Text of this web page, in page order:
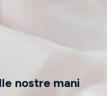
nostre mani